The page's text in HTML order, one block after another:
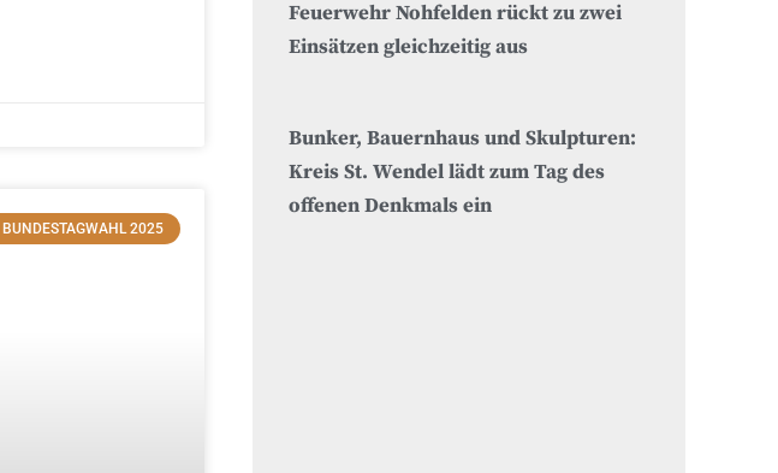
BUNDESTAGWAHL 2025
Feuerwehr Nohfelden rückt zu zwei
Einsätzen gleichzeitig aus
Bunker, Bauernhaus und Skulpturen:
Kreis St. Wendel lädt zum Tag des
offenen Denkmals ein